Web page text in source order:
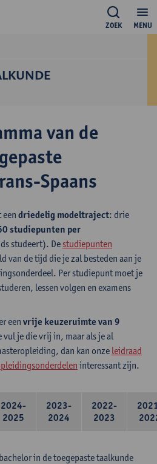
MENU
ZOEK
van de
Spaans
driedelig modeltraject: drie
studiepunten per
studeert). De studiepunten
van de tijd die je zal besteden aan je
Per studiepunt moet je
lessen volgen en examens
een vrije keuzeruimte van 9
je die vrij in, maar als je al
dan kan onze leidraad
interessant zijn.
2024-
2025
2023-
2024
2022-
2023
in de toegepaste taalkunde